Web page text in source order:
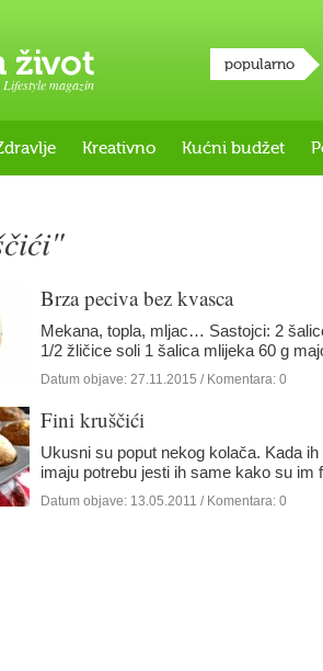
Lifestyle magazin
popularno
Kreativno Kućni budžet
Brza peciva bez kvasca
Mekana, topla, mljac… Sastojci: 2
1/2 žličice soli 1 šalica mlijeka 60 g
Datum objave: 27.11.2015 / Komentara: 0
Fini kruščići
Ukusni su poput nekog kolača. Kada
imaju potrebu jesti ih same kako su
Datum objave: 13.05.2011 / Komentara: 0